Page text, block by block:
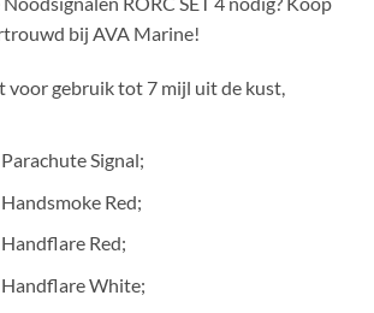
bij AVA Marine!
voor gebruik tot 7 mijl uit de kust,
Signal;
Red;
Red;
White;